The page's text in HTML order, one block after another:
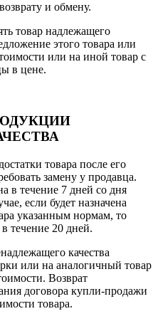
и обмену.
товар надлежащего
этого товара или
или на иной товар с
в цене.
товара после его
замену у продавца.
в течение 7 дней со дня
если будет назначена
указанным нормам, то
течение 20 дней.
качества
или на аналогичный товар
Возврат
договора купли-продажи
товара.